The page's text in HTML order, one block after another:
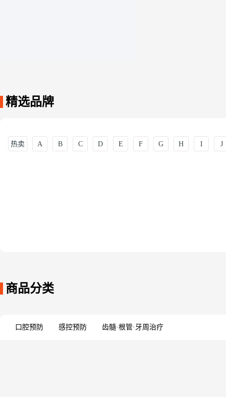
精选品牌
热卖 A B C D E F G H I J
商品分类
口腔预防 感控预防 齿髓·根管·牙周治疗